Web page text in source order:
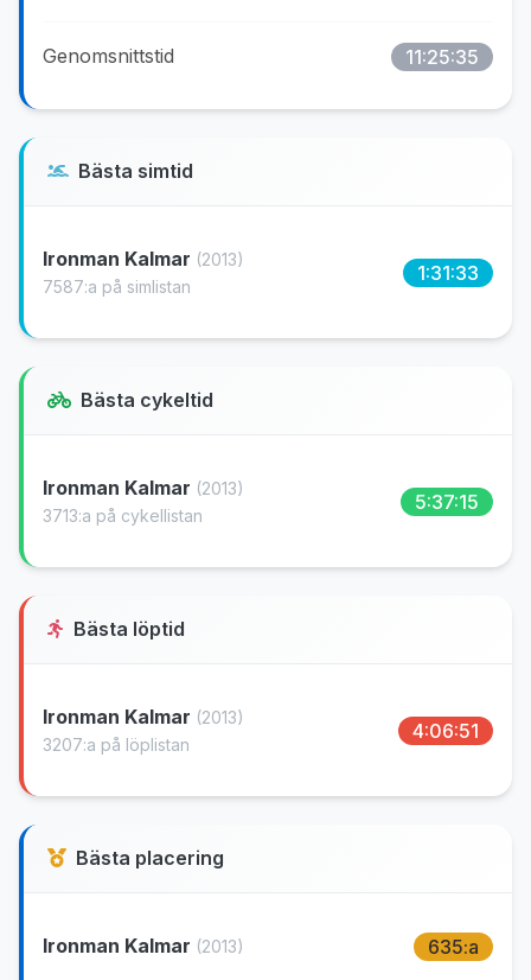
Genomsnittstid 11:25:35
Bästa simtid
Ironman Kalmar (2013)
7587:a på simlistan
1:31:33
Bästa cykeltid
Ironman Kalmar (2013)
3713:a på cykellistan
5:37:15
Bästa löptid
Ironman Kalmar (2013)
3207:a på löplistan
4:06:51
Bästa placering
Ironman Kalmar (2013) 635:a